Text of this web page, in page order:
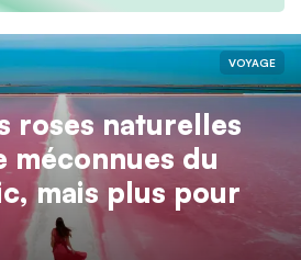
VOYAGE
roses naturelles
méconnues du
mais plus pour